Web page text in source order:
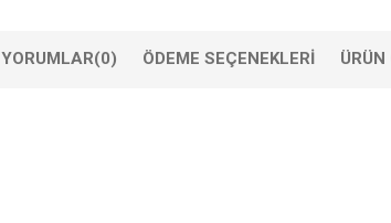
YORUMLAR(0) ÖDEME SEÇENEKLERI ÜRÜN